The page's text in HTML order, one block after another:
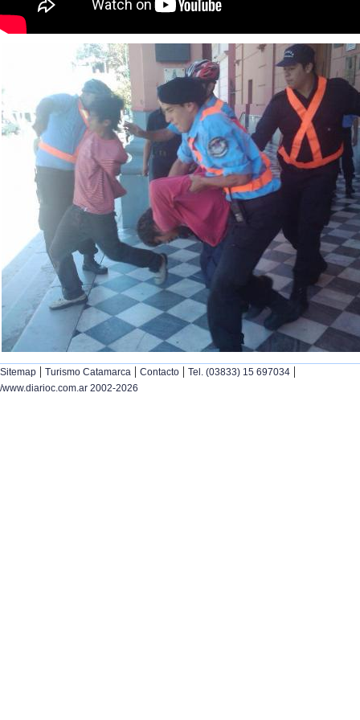
Sitemap | Turismo Catamarca | Contacto | Tel. (03833) 15 697034 |
/www.diarioc.com.ar 2002-2026